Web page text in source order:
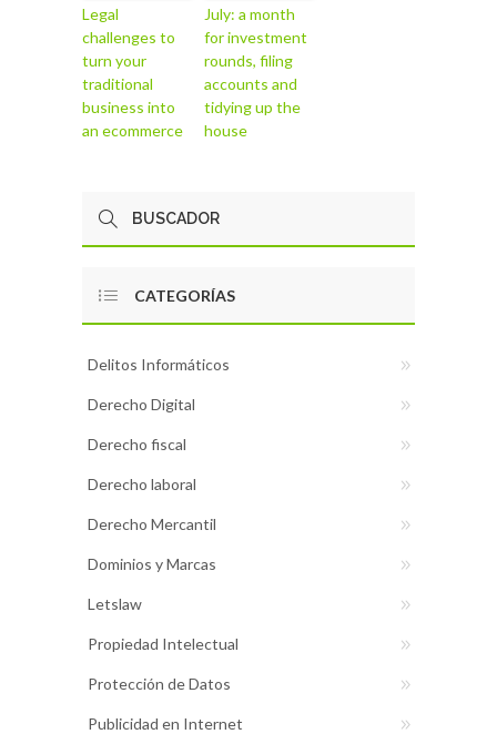
Legal
challenges to
turn your
traditional
business into
an ecommerce
July: a month
for investment
rounds, filing
accounts and
tidying up the
house
CATEGORÍAS
Delitos Informáticos
Derecho Digital
Derecho fiscal
Derecho laboral
Derecho Mercantil
Dominios y Marcas
Letslaw
Propiedad Intelectual
Protección de Datos
Publicidad en Internet